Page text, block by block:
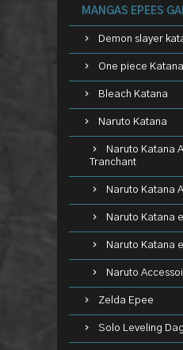
MANGAS EPEES
Demon slayer
One piece Katana
Bleach Katana
Naruto Katana
Naruto Katana
Tranchant
Naruto Katana
Naruto Katana
Naruto Katana
Naruto
Zelda Epee
Solo Leveling